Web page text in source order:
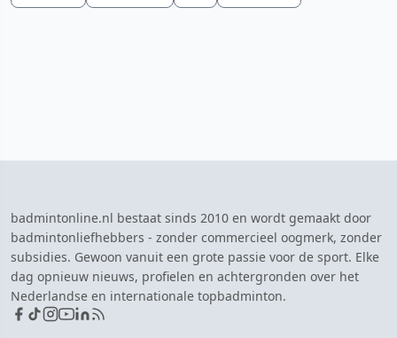
badmintonline.nl bestaat sinds 2010 en wordt gemaakt door
badmintonliefhebbers - zonder commercieel oogmerk, zonder
subsidies. Gewoon vanuit een grote passie voor de sport. Elke
dag opnieuw nieuws, profielen en achtergronden over het
Nederlandse en internationale topbadminton.